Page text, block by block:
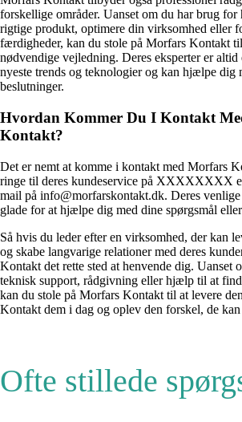
forskellige områder. Uanset om du har brug
rigtige produkt, optimere din virksomhed eller
færdigheder, kan du stole på Morfars Kontakt
nødvendige vejledning. Deres eksperter er altid
nyeste trends og teknologier og kan hjælpe dig
beslutninger.
Hvordan Kommer Du I Kontakt
Kontakt?
Det er nemt at komme i kontakt med Morfars
ringe til deres kundeservice på XXXXXXXX
mail på info@morfarskontakt.dk. Deres
glade for at hjælpe dig med dine spørgsmål
Så hvis du leder efter en virksomhed, der kan
og skabe langvarige relationer med deres
Kontakt det rette sted at henvende dig. Uanset
teknisk support, rådgivning eller hjælp til at
kan du stole på Morfars Kontakt til at levere
Kontakt dem i dag og oplev den forskel, de
Ofte stillede